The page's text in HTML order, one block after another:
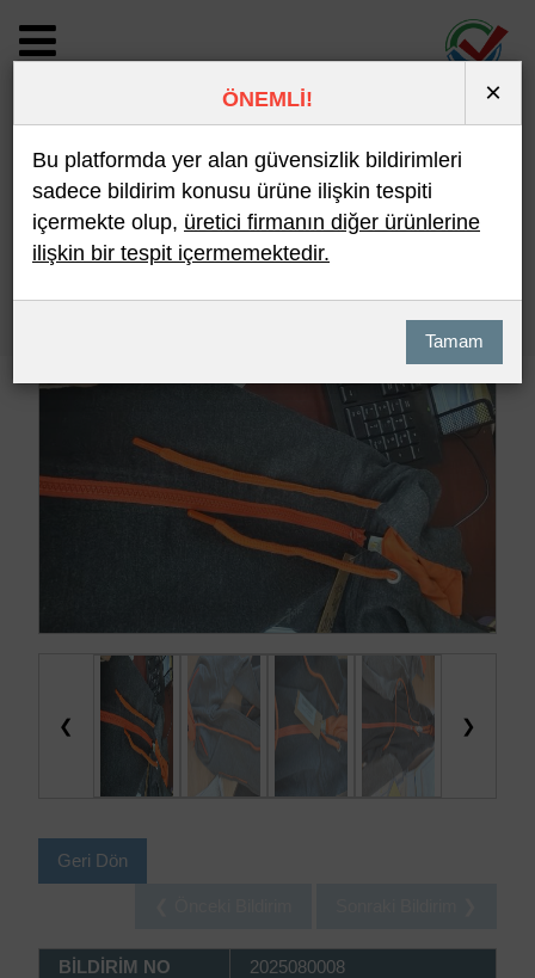
BİLDİRİM DETAYI
Son 10 Bildirim En Çok İncelenen
❮ ❯
Geri Dön
BİLDİRİM NO
2025080008
ÖNEMLİ! ×
Bu platformda yer alan güvensizlik bildirimleri
sadece bildirim konusu ürüne ilişkin tespiti
içermekte olup, üretici firmanın diğer ürünlerine
ilişkin bir tespit içermemektedir.
Tamam